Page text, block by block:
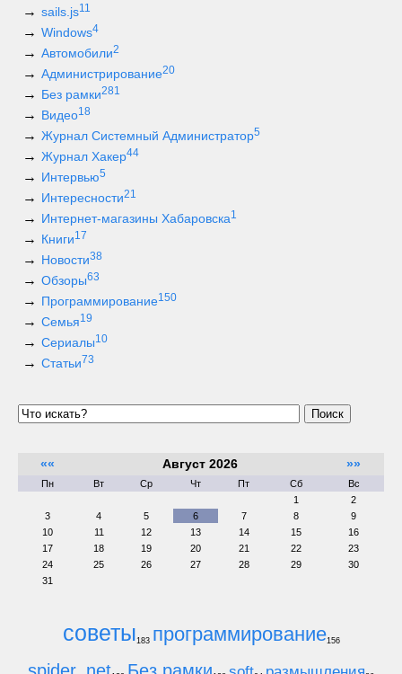
sails.js11
Windows4
Автомобили2
Администрирование20
Без рамки281
Видео18
Журнал Системный Администратор5
Журнал Хакер44
Интервью5
Интересности21
Интернет-магазины Хабаровска1
Книги17
Новости38
Обзоры63
Программирование150
Семья19
Сериалы10
Статьи 73
Поиск
«« Август 2026 »»
Пн Вт Ср Чт Пт Сб
Вс
1
2
3
4 5 6 7 8
9
10
11 12 13 14 15
16
17
18 19 20 21 22
23
24
25 26 27 28 29
30
31
советы183 программирование156